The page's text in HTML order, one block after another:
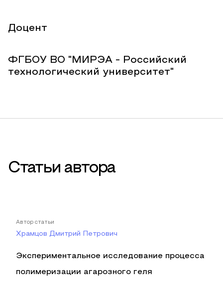
Доцент
ФГБОУ ВО "МИРЭА - Российский
технологический университет"
Статьи автора
Автор статьи
Храмцов Дмитрий Петрович
Экспериментальное исследование процесса
полимеризации агарозного геля